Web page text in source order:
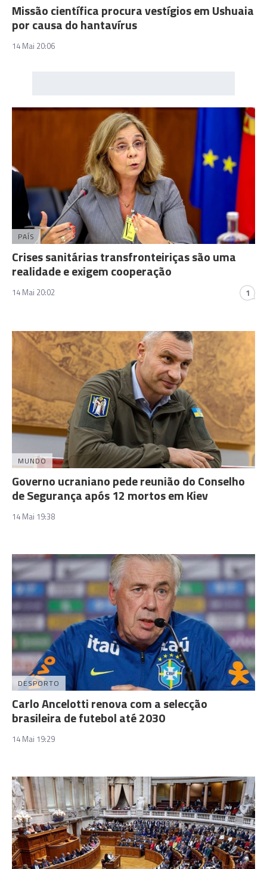
Missão científica procura vestígios em Ushuaia
por causa do hantavírus
14 Mai 20:06
PAÍS
Crises sanitárias transfronteiriças são uma
realidade e exigem cooperação
14 Mai 20:02 1
MUNDO
Governo ucraniano pede reunião do Conselho
de Segurança após 12 mortos em Kiev
14 Mai 19:38
DESPORTO
Carlo Ancelotti renova com a selecção
brasileira de futebol até 2030
14 Mai 19:29